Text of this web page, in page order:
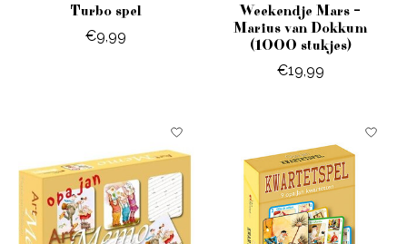
Turbo spel
€9,99
Weekendje Mars –
Marius van Dokkum
(1000 stukjes)
€19,99